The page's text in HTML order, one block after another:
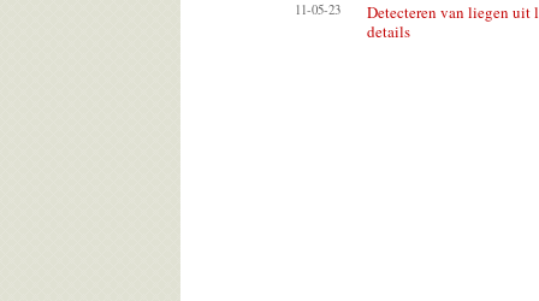
11-05-23
Detecteren van liegen uit
details